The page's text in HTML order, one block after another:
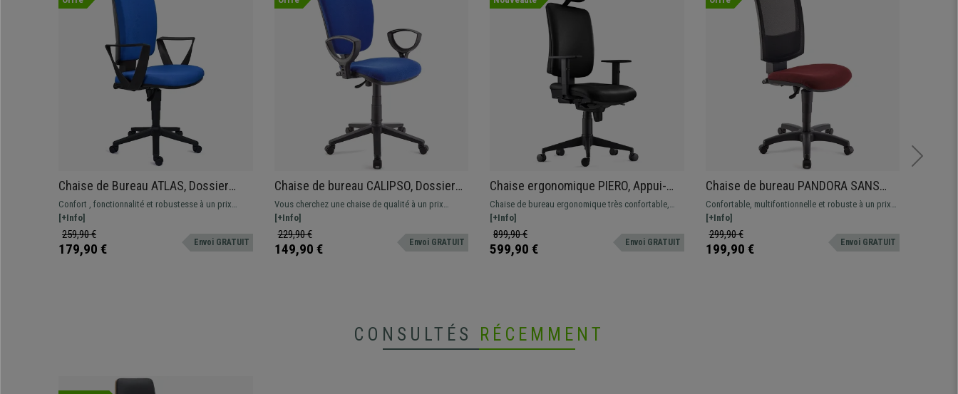
Chaise de Bureau ATLAS, Dossier
Ajustable, Grand Rembourrage, en
tissu Bleu
Confort , fonctionnalité et robustesse à un prix
imbattable. Ce magnifique modèle offre des
prestations excellentes au quotidien, différentes
couleurs disponibles
[+Info]
259,90 €
179,90 € Envoi GRATUIT
Chaise de bureau CALIPSO, Dossier
Ajustable, En Tissu Résistant, Bleu
Vous cherchez une chaise de qualité à un prix
imbattable? Voici un modèle confortable et
résistant, idéal pour une utilisation quotidienne.
Disponible en différentes couleurs.
[+Info]
229,90 €
149,90 € Envoi GRATUIT
Chaise ergonomique PIERO, Appui-
tête et Accoudoirs Ajustables, en
Cuir Authentique Noir
Chaise de bureau ergonomique très confortable,
élaborée à partir de matériaux de grande qualité :
idéale pour une utilisation professionnelle intensive
!
[+Info]
899,90 €
599,90 € Envoi GRATUIT
Chaise de bureau PANDORA SANS
ACCOUDOIRS, Dossier Ajustable en
Maille, Rembourrage épais, Bordeaux
Confortable, multifontionnelle et robuste à un prix
imbattable. Cette magnifique chaise est idéale pour
une utilisation quotidienne, disponible en
différentes couleurs
[+Info]
299,90 €
199,90 € Envoi GRATUIT
CONSULTÉS RÉCEMMENT